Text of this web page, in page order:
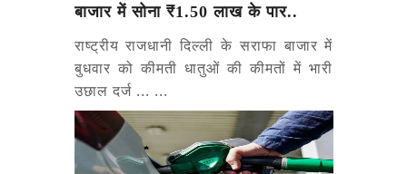
बाजार में सोना ₹1.50 लाख के पार..
राष्ट्रीय राजधानी दिल्ली के सराफा बाजार में
बुधवार को कीमती धातुओं की कीमतों में भारी
उछाल दर्ज ... ...